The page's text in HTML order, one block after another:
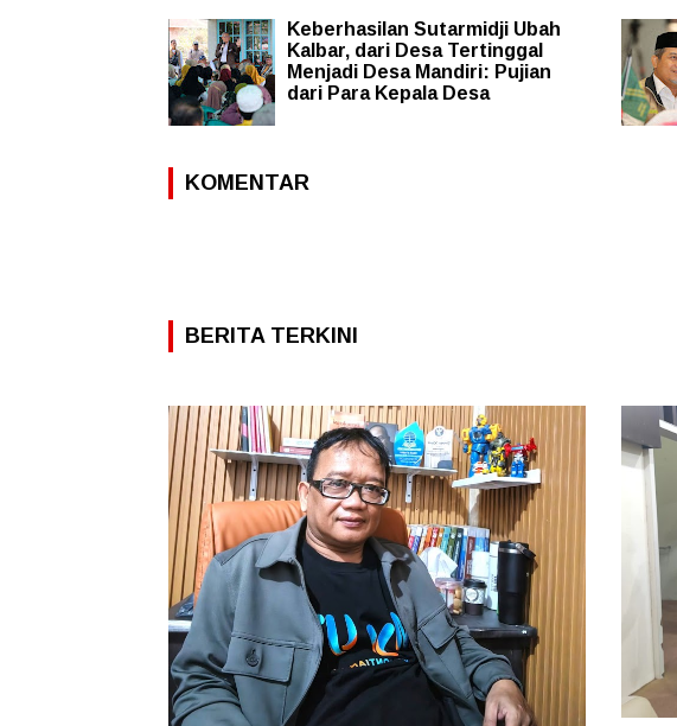
Keberhasilan Sutarmidji Ubah
Kalbar, dari Desa Tertinggal
Menjadi Desa Mandiri: Pujian
dari Para Kepala Desa
KOMENTAR
BERITA TERKINI